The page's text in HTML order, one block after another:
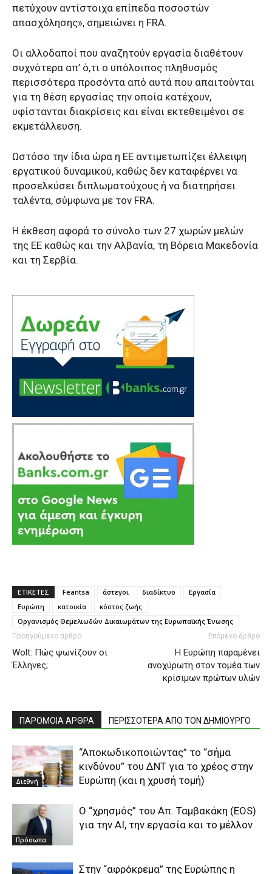
πετύχουν αντίστοιχα επίπεδα ποσοστών
απασχόλησης», σημειώνει η FRA.
Οι αλλοδαποί που αναζητούν εργασία διαθέτουν
συχνότερα απ’ ό,τι ο υπόλοιπος πληθυσμός
περισσότερα προσόντα από αυτά που απαιτούνται
για τη θέση εργασίας την οποία κατέχουν,
υφίστανται διακρίσεις και είναι εκτεθειμένοι σε
εκμετάλλευση.
Ωστόσο την ίδια ώρα η ΕΕ αντιμετωπίζει έλλειψη
εργατικού δυναμικού, καθώς δεν καταφέρνει να
προσελκύσει διπλωματούχους ή να διατηρήσει
ταλέντα, σύμφωνα με τον FRA.
Η έκθεση αφορά το σύνολο των 27 χωρών μελών
της ΕΕ καθώς και την Αλβανία, τη Βόρεια Μακεδονία
και τη Σερβία.
ΕΤΙΚΕΤΕΣ Feantsa άστεγοι διαδίκτυο
Εργασία
Ευρώπη
κατοικία
κόστος ζωής
Οργανισμός Θεμελιωδών Δικαιωμάτων της Ευρωπαϊκής Ένωσης
Προηγούμενο άρθρο
Wolt: Πώς ψωνίζουν οι
Έλληνες;
Επόμενο άρθρο
H Ευρώπη παραμένει
ανοχύρωτη στον τομέα των
κρίσιμων πρώτων υλών
ΠΑΡΟΜΟΙΑ ΑΡΘΡΑ ΠΕΡΙΣΣΟΤΕΡΑ ΑΠΟ ΤΟΝ ΔΗΜΙΟΥΡΓΟ
Διεθνή
“Aποκωδικοποιώντας” το “σήμα
κινδύνου” του ΔΝΤ για το χρέος στην
Ευρώπη (και η χρυσή τομή)
Πρόσωπα
O “χρησμός” του Απ. Ταμβακάκη (ΕΟS)
για την ΑΙ, την εργασία και το μέλλον
Στην “αφρόκρεμα” της Ευρώπης η